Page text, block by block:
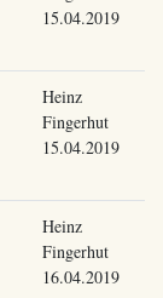
15.04.2019
Heinz
Fingerhut
15.04.2019
Heinz
Fingerhut
16.04.2019